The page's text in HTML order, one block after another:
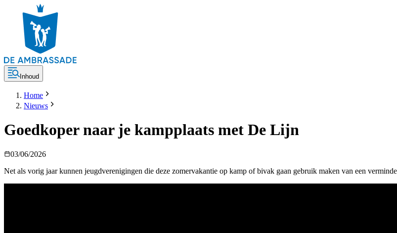
Inhoud
Home
Nieuws
Goedkoper naar je kampplaats met De Lijn
03/06/2026
Net als vorig jaar kunnen jeugdverenigingen die deze zomervakantie op kamp of bivak gaan gebruik maken van een